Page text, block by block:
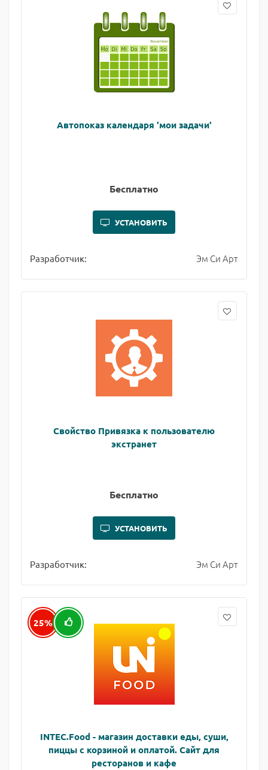
Автопоказ календаря 'мои задачи'
Бесплатно
УСТАНОВИТЬ
Разработчик: Эм Си Арт
Свойство Привязка к пользователю
экстранет
Бесплатно
УСТАНОВИТЬ
Разработчик: Эм Си Арт
25%
INTEC.Food - магазин доставки еды, суши,
пиццы с корзиной и оплатой. Сайт для
ресторанов и кафе